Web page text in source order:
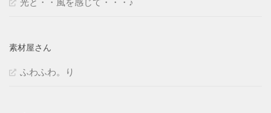
光と・・風を感じて・・・♪
素材屋さん
ふわふわ。り